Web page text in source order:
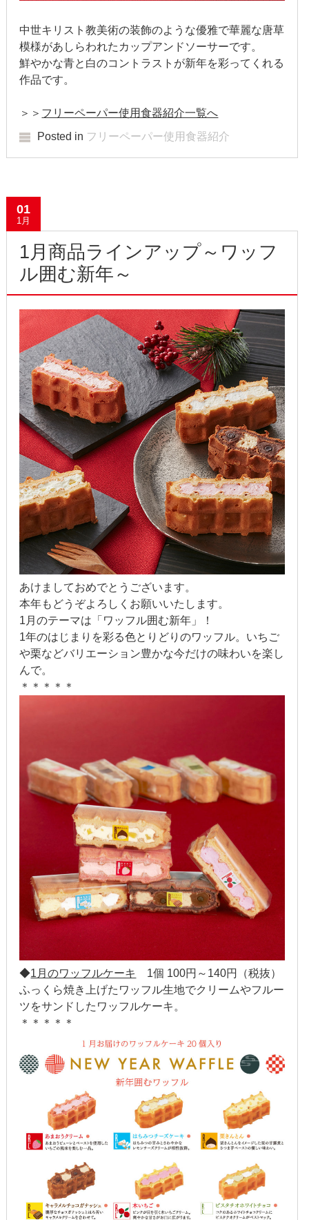
2019年1月
2018年11月
2018年10月
2018年7月
2018年6月
2018年5月
2018年4月
2018年3月
2018年2月
2018年1月
2017年12月
2017年11月
2017年10月
2017年9月
2017年8月
2017年7月
2017年6月
2017年5月
2017年1月
2016年12月
2016年11月
2016年10月
2016年9月
2016年7月
2016年6月
2016年4月
2016年3月
2016年2月
2016年1月
2015年12月
2015年11月
中世キリスト教美術の装飾のような優雅で華麗な唐草
模様があしらわれたカップアンドソーサーです。
鮮やかな青と白のコントラストが新年を彩ってくれる
作品です。
＞＞ フリーペーパー使用食器紹介一覧へ
Posted in フリーペーパー使用食器紹介
01
1月
1月商品ラインアップ～ワッフ
ル囲む新年～
あけましておめでとうございます。
本年もどうぞよろしくお願いいたします。
1月のテーマは「ワッフル囲む新年」！
1年のはじまりを彩る色とりどりのワッフル。いちご
や栗などバリエーション豊かな今だけの味わいを楽し
んで。
＊＊＊＊＊
◆1月のワッフルケーキ
1個 100円～140円（税抜）
ふっくら焼き上げたワッフル生地でクリームやフルー
ツをサンドしたワッフルケーキ。
＊＊＊＊＊